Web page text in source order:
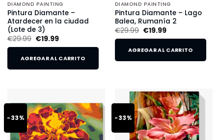
DIAMOND PAINTING
Pintura Diamante –
Atardecer en la ciudad
(Lote de 3)
€29.99 €19.99
AGREGAR AL CARRITO
DIAMOND PAINTING
Pintura Diamante – Lago
Balea, Rumanía 2
€29.99 €19.99
AGREGAR AL CARRITO
-33% -33%